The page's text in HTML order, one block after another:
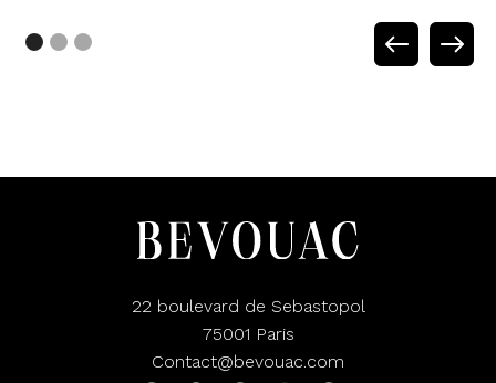
22 boulevard de Sebastopol
75001 Paris
Contact@bevouac.com